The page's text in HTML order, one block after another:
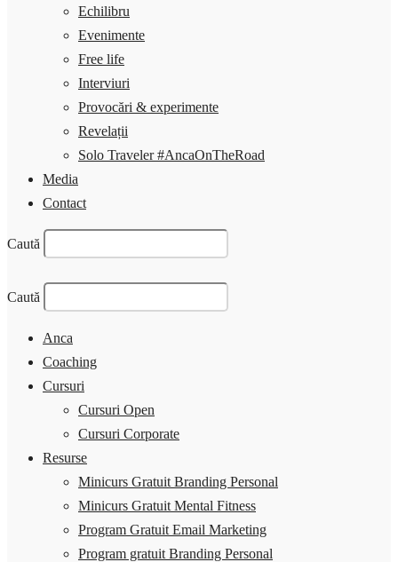
Echilibru
Evenimente
Free life
Interviuri
Provocări & experimente
Revelații
Solo Traveler #AncaOnTheRoad
Media
Contact
Caută
Caută
Anca
Coaching
Cursuri
Cursuri Open
Cursuri Corporate
Resurse
Minicurs Gratuit Branding Personal
Minicurs Gratuit Mental Fitness
Program Gratuit Email Marketing
Program gratuit Branding Personal